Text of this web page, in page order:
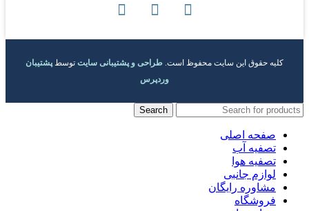
کلیه حقوق این سایت محفوظ است. طراحی و پشتیبانی سایت توسطپشتیبان
وردپرس
Search
صفحه اصلی
تصفیه آب
تصفیه هوا
لوازم جانبی
مشاوره رایگان
فروشگاه